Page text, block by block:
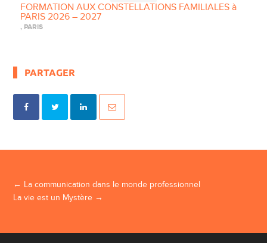
FORMATION AUX CONSTELLATIONS FAMILIALES à
PARIS 2026 – 2027
, PARIS
PARTAGER
← La communication dans le monde professionnel
La vie est un Mystère →